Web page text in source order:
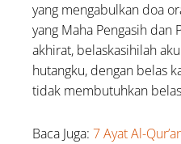
yang mengabulkan doa
yang Maha Pengasih dan
akhirat, belaskasihilah
hutangku, dengan belas
tidak membutuhkan
Baca Juga:7 Ayat Al-